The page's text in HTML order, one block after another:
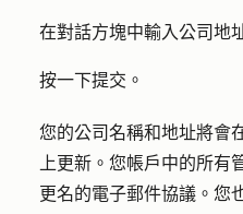
在對話方塊中輸入公司地
按一下提交 。
您的公司名稱和地址將會
上更新。您帳戶中的所有
更名的電子郵件協議。您